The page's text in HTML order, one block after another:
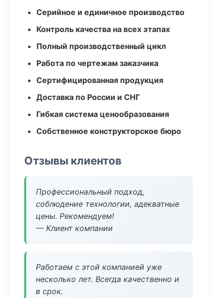
Серийное и единичное производство
Контроль качества на всех этапах
Полный производственный цикл
Работа по чертежам заказчика
Сертифицированная продукция
Доставка по России и СНГ
Гибкая система ценообразования
Собственное конструкторское бюро
Отзывы клиентов
Профессиональный подход,
соблюдение технологии, адекватные
цены. Рекомендуем!
— Клиент компании
Работаем с этой компанией уже
несколько лет. Всегда качественно и
в срок.